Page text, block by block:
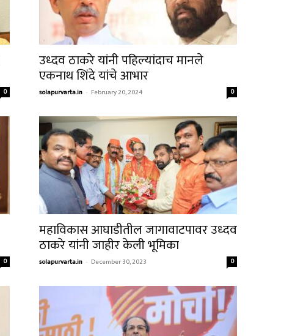
0
उध्दव ठाकरे यांनी पहिल्यांदाच मानले
एकनाथ शिंदे यांचे आभार
solapurvarta.in - February 20, 2024 0
0
महाविकास आघाडीतील जागावाटपावर उध्दव
ठाकरे यांनी जाहीर केली भूमिका
solapurvarta.in - December 30, 2023 0